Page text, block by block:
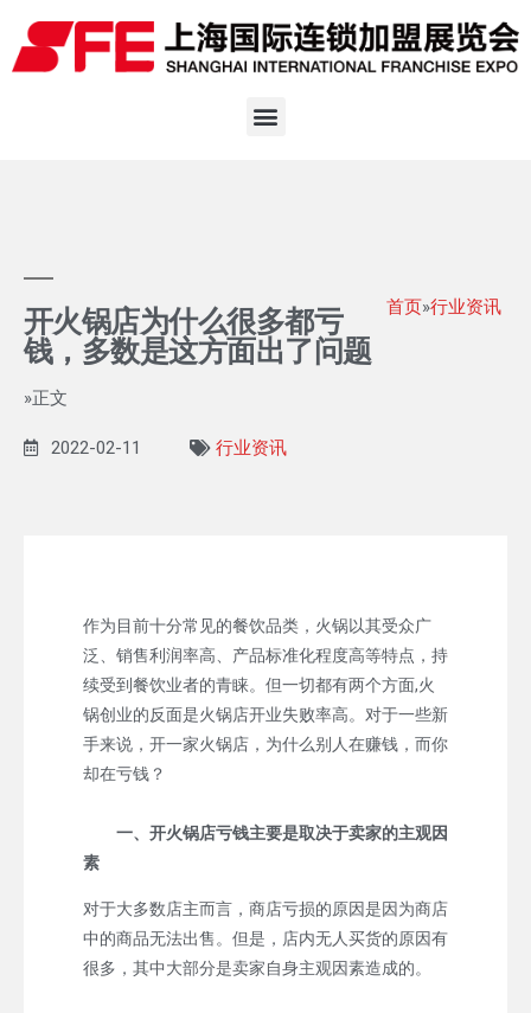
开火锅店为什么很多都亏
钱，多数是这方面出了问题
首页»行业资讯
»正文
2022-02-11 行业资讯
作为目前十分常见的餐饮品类，火锅以其受众广
泛、销售利润率高、产品标准化程度高等特点，持
续受到餐饮业者的青睐。但一切都有两个方面,火
锅创业的反面是火锅店开业失败率高。对于一些新
手来说，开一家火锅店，为什么别人在赚钱，而你
却在亏钱？
一、开火锅店亏钱主要是取决于卖家的主观因
素
对于大多数店主而言，商店亏损的原因是因为商店
中的商品无法出售。但是，店内无人买货的原因有
很多，其中大部分是卖家自身主观因素造成的。